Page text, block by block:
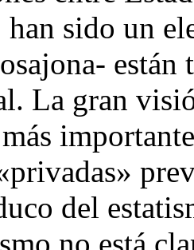
sido un
están
La gran
del